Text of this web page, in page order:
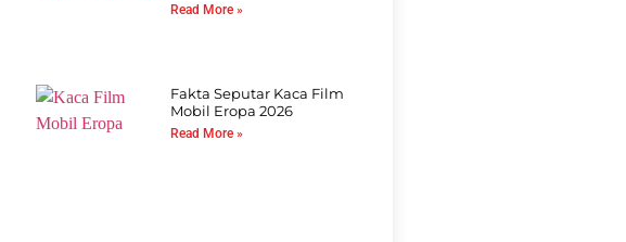
Read More »
Fakta Seputar Kaca Film
Mobil Eropa 2026
Read More »